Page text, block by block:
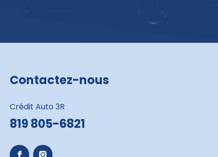
Contactez-nous
Crédit Auto 3R
819 805-6821